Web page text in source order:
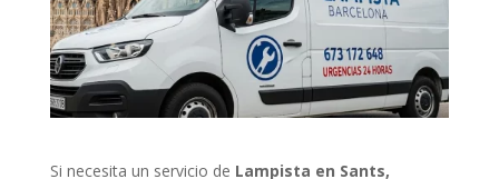
Si necesita un servicio de Lampista en Sants,